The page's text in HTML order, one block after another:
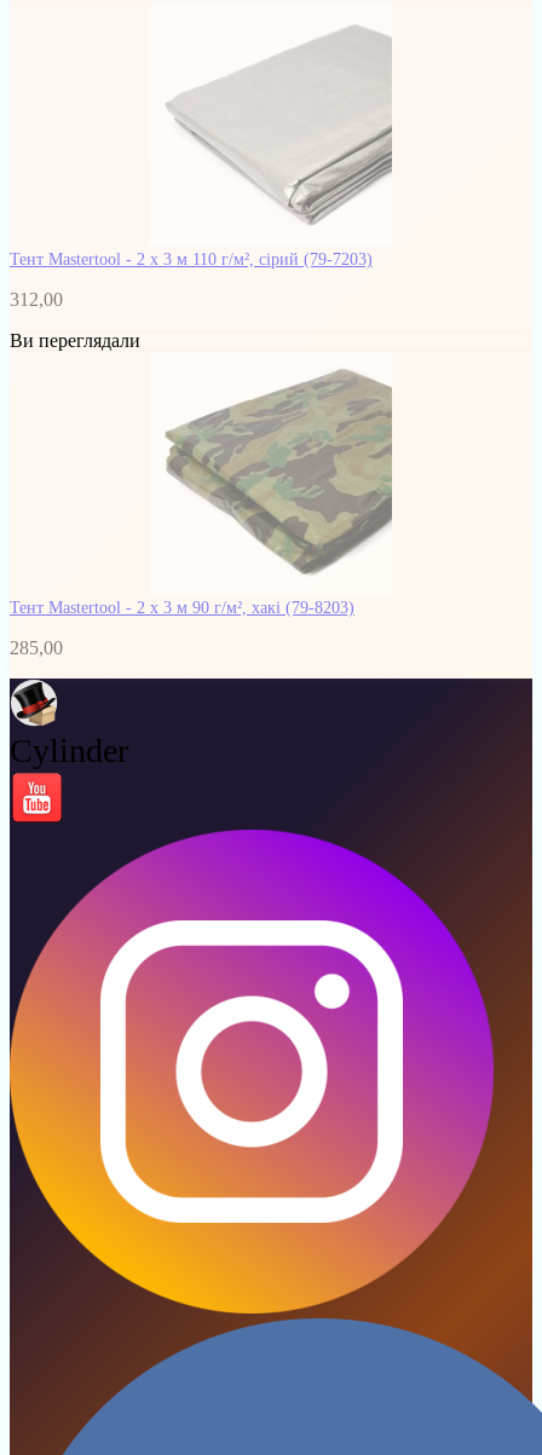
Тент Mastertool - 2 х 3 м 110 г/м², сірий (79-7203)
312,00
Ви переглядали
Тент Mastertool - 2 х 3 м 90 г/м², хакі (79-8203)
285,00
Cylinder